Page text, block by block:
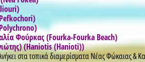
Φούρκας (Fourka-Fourka Beach)
(Haniotis (Hanioti))
στα τοπικά διαμερίσματα Νέας Φώκαιας &